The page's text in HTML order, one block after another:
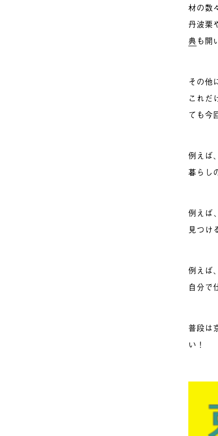
材の数
丹波栗
典も開
その他
これだ
ても今
例えば
暮らし
例えば
見つけ
例えば
自分で
普段は
い！